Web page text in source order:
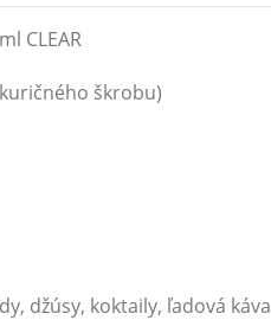
CLEAR
škrobu)
džúsy, koktaily, ľadová káva